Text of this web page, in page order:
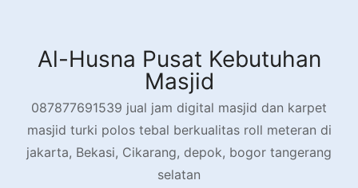
contentAl-Husna Pusat Kebutuhan
Masjid
087877691539 jual jam digital masjid dan karpet
masjid turki polos tebal berkualitas roll meteran di
jakarta, Bekasi, Cikarang, depok, bogor tangerang
selatan